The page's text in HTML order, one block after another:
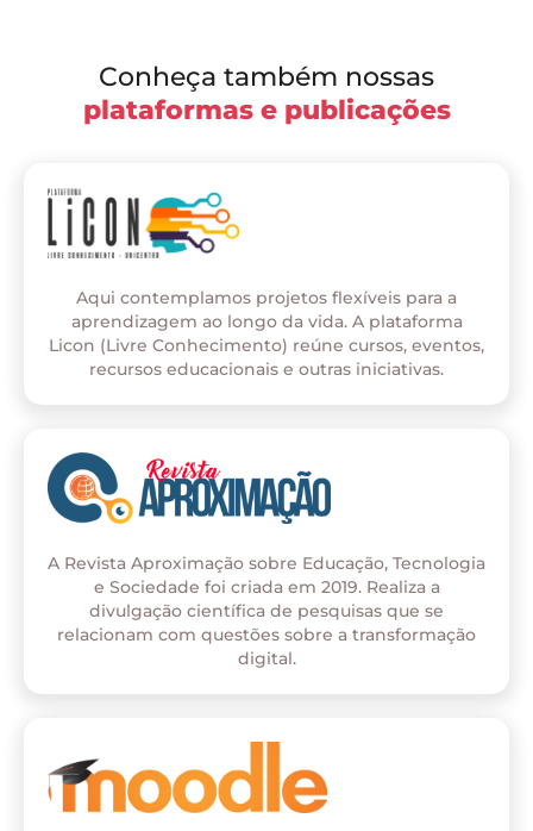
Conheça também nossas
plataformas e publicações
Aqui contemplamos projetos flexíveis para a
aprendizagem ao longo da vida. A plataforma
Licon (Livre Conhecimento) reúne cursos, eventos,
recursos educacionais e outras iniciativas.
A Revista Aproximação sobre Educação, Tecnologia
e Sociedade foi criada em 2019. Realiza a
divulgação científica de pesquisas que se
relacionam com questões sobre a transformação
digital.